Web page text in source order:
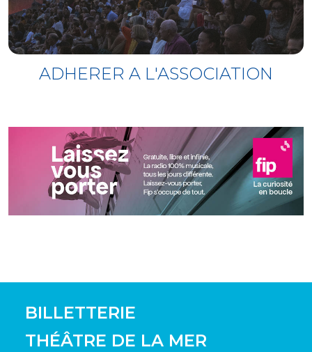
ADHERER A L'ASSOCIATION
BILLETTERIE
THÉÂTRE DE LA MER